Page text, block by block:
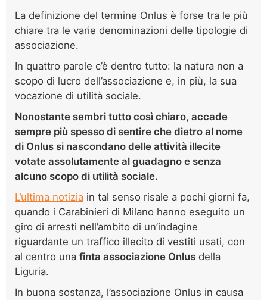
La definizione del termine Onlus è forse tra le più
chiare tra le varie denominazioni delle tipologie di
associazione.
In quattro parole c’è dentro tutto: la natura non a
scopo di lucro dell’associazione e, in più, la sua
vocazione di utilità sociale.
Nonostante sembri tutto così chiaro, accade
sempre più spesso di sentire che dietro al nome
di Onlus si nascondano delle attività illecite
votate assolutamente al guadagno e senza
alcuno scopo di utilità sociale.
L’ultima notizia in tal senso risale a pochi giorni fa,
quando i Carabinieri di Milano hanno eseguito un
giro di arresti nell’ambito di un’indagine
riguardante un traffico illecito di vestiti usati, con
al centro una finta associazione Onlus della
Liguria.
In buona sostanza, l’associazione Onlus in causa